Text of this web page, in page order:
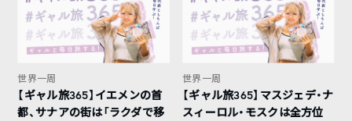
世界一周
【ギャル旅365】イエメンの首
都、サナアの街は「ラクダで移
世界一周
【ギャル旅365】マスジェデ・ナ
スィーロル・モスクは全方位